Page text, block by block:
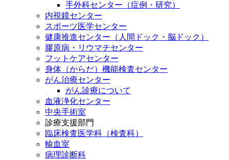
手外科センター（症例・研究）
内視鏡センター
スポーツ医学センター
健康推進センター（人間ドック・脳ドック）
膠原病・リウマチセンター
フットケアセンター
身体（からだ）機能検査センター
がん治療センター
がん診療について
血液浄化センター
中央手術室
診療支援部門
臨床検査医学科（検査科）
輸血室
病理診断科